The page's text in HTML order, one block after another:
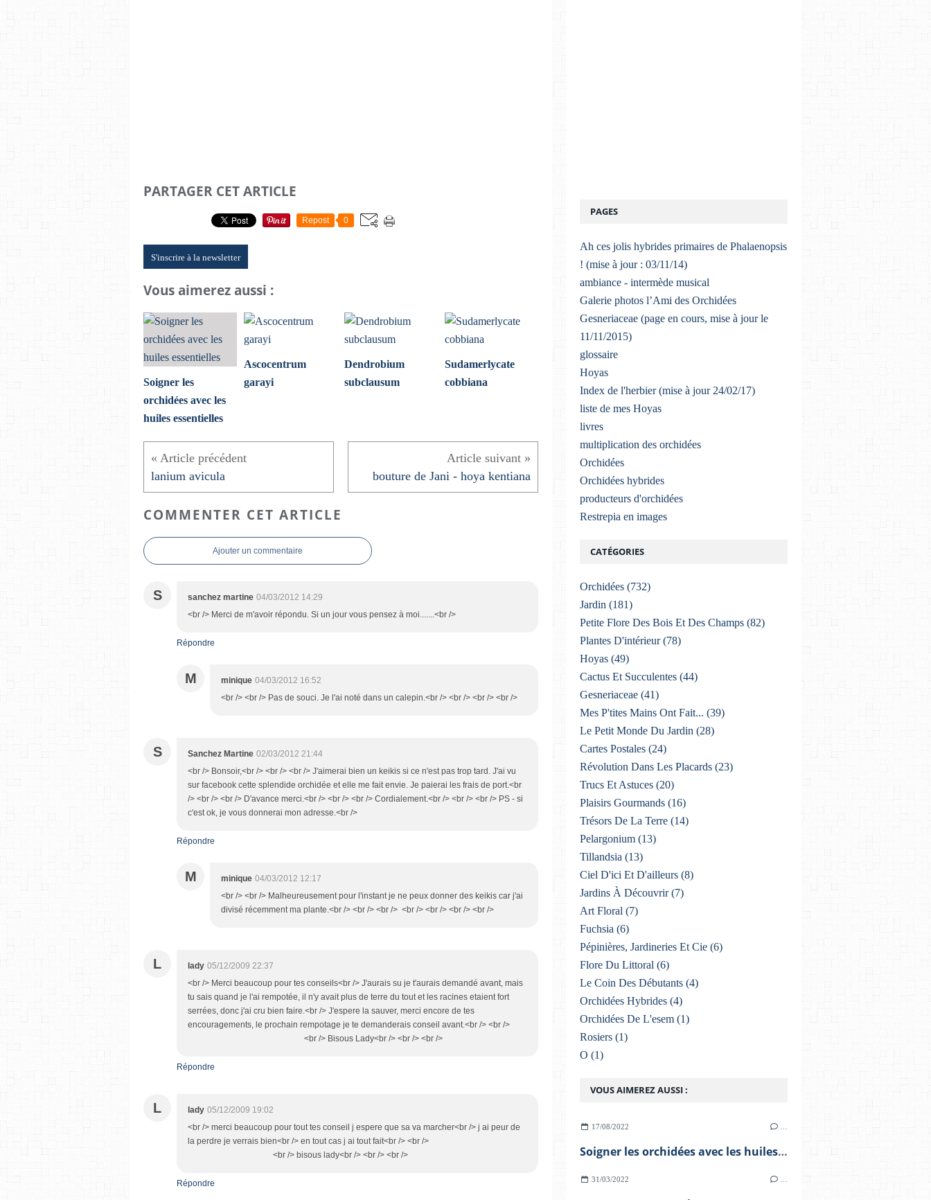
PARTAGER CET ARTICLE
Repost 0
S'inscrire à la newsletter
Vous aimerez aussi :
Soigner les
orchidées avec les
huiles essentielles
Ascocentrum
garayi
Dendrobium
subclausum
Sudamerlycate
cobbiana
lanium avicula bouture de Jani - hoya kentiana
COMMENTER CET ARTICLE
Ajouter un commentaire
S sanchez martine 04/03/2012 14:29
<br /> Merci de m'avoir répondu. Si un jour vous pensez à moi.......<br />
Répondre
M minique 04/03/2012 16:52
<br /> <br /> Pas de souci. Je l'ai noté dans un calepin.<br /> <br /> <br /> <br />
S Sanchez Martine 02/03/2012 21:44
<br /> Bonsoir,<br /> <br /> <br /> J'aimerai bien un keikis si ce n'est pas trop tard. J'ai vu
sur facebook cette splendide orchidée et elle me fait envie. Je paierai les frais de port.<br
/> <br /> <br /> D'avance merci.<br /> <br /> <br /> Cordialement.<br /> <br /> <br /> PS - si
c'est ok, je vous donnerai mon adresse.<br />
Répondre
M minique 04/03/2012 12:17
<br /> <br /> Malheureusement pour l'instant je ne peux donner des keikis car j'ai
divisé récemment ma plante.<br /> <br /> <br /> <br /> <br /> <br /> <br />
L lady 05/12/2009 22:37
<br /> Merci beaucoup pour tes conseils<br /> J'aurais su je t'aurais demandé avant, mais
tu sais quand je l'ai rempotée, il n'y avait plus de terre du tout et les racines etaient fort
serrées, donc j'ai cru bien faire.<br /> J'espere la sauver, merci encore de tes
encouragements, le prochain rempotage je te demanderais conseil avant.<br /> <br />
<br /> Bisous Lady<br /> <br /> <br />
Répondre
L lady 05/12/2009 19:02
<br /> merci beaucoup pour tout tes conseil j espere que sa va marcher<br /> j ai peur de
la perdre je verrais bien<br /> en tout cas j ai tout fait<br /> <br />
<br /> bisous lady<br /> <br /> <br />
Répondre
VOUS AIMEREZ AUSSI :
17/08/2022
Soigner les orchidées avec les huiles essentielles
31/03/2022
PAGES
Ah ces jolis hybrides primaires de Phalaenopsis
! (mise à jour : 03/11/14)
ambiance - intermède musical
Galerie photos l’Ami des Orchidées
Gesneriaceae (page en cours, mise à jour le
11/11/2015)
glossaire
Hoyas
Index de l'herbier (mise à jour 24/02/17)
liste de mes Hoyas
livres
multiplication des orchidées
Orchidées
Orchidées hybrides
producteurs d'orchidées
Restrepia en images
CATÉGORIES
Orchidées (732)
Jardin (181)
Petite Flore Des Bois Et Des Champs (82)
Plantes D'intérieur(78)
Hoyas (49)
Cactus Et Succulentes (44)
Gesneriaceae (41)
Mes P'tites Mains Ont Fait... (39)
Le Petit Monde Du Jardin (28)
Cartes Postales (24)
Révolution Dans Les Placards (23)
Trucs Et Astuces (20)
Plaisirs Gourmands (16)
Trésors De La Terre (14)
Pelargonium (13)
Tillandsia (13)
Ciel D'ici Et D'ailleurs (8)
Jardins À Découvrir(7)
Art Floral (7)
Fuchsia (6)
Pépinières, Jardineries Et Cie (6)
Flore Du Littoral (6)
Le Coin Des Débutants (4)
Orchidées Hybrides (4)
Orchidées De L'esem (1)
Rosiers (1)
O (1)